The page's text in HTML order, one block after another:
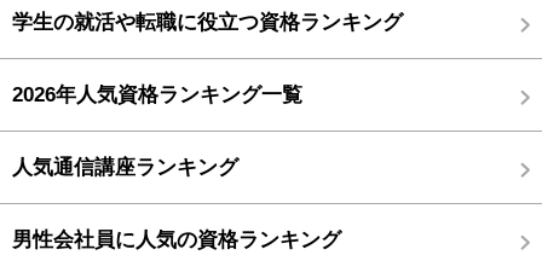
学生の就活や転職に役立つ資格ランキング
2026年人気資格ランキング一覧
人気通信講座ランキング
男性会社員に人気の資格ランキング